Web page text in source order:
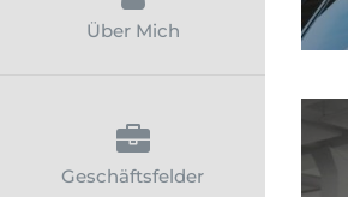
Über Mich
Geschäftsfelder